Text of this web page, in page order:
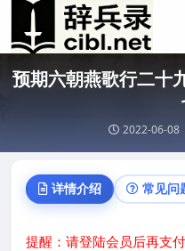
预期六朝燕歌行二十
2022-06-08
详情介绍 常见问
提醒：请登陆会员后再支